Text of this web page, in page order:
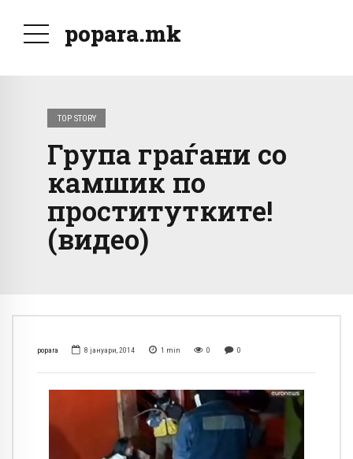
popara.mk
TOP STORY
Група граѓани со
камшик по
проститутките!
(видео)
popara 8 јануари, 2014 1 min 0 0